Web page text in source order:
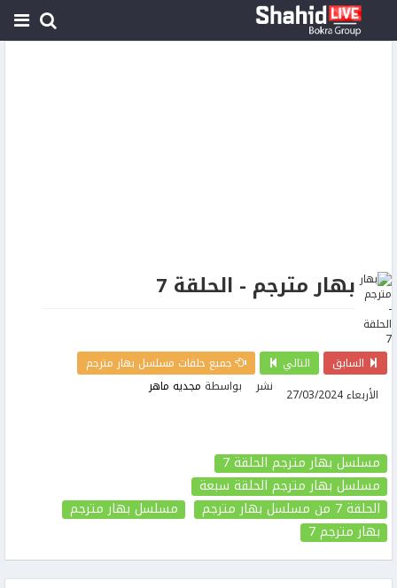
بهار مترجم - الحلقة 7
السابق التالي
جميع حلقات مسلسل بهار مترجم
نشر
الأربعاء 27/03/2024 بواسطة مجديه ماهر
مسلسل بهار مترجم الحلقة 7
مسلسل بهار مترجم الحلقة سبعة
الحلقة 7 من مسلسل بهار مترجم
مسلسل بهار مترجم
بهار مترجم7